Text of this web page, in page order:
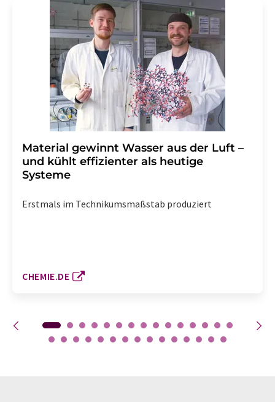
Material gewinnt Wasser aus der Luft –
und kühlt effizienter als heutige
Systeme
Erstmals im Technikumsmaßstab produziert
CHEMIE.DE